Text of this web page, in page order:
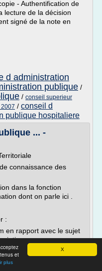
X
et
plus
- Authentification de
lecture de la décision
signé de la note en
d administration
publique /
/ conseil superieur
/ conseil d
publique hospitaliere
... -
connaissance des
dans la fonction
dont on parle ici .
:
en rapport avec le sujet